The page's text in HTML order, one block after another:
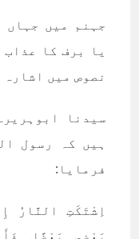
جہنم میں
یا برف کا
نصوص میں اشارہ
سیدنا
ہیں کہ رسول
فرمایا:
اِشْتَكَتِ النَّارُ